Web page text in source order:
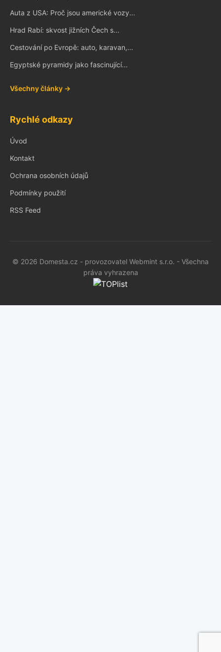
Auta z USA: Proč jsou americké vozy...
Hrad Rabí: skvost jižních Čech s...
Cestování po Evropě: auto, karavan,...
Egyptské pyramidy jako fascinující...
Všechny články →
Rychlé odkazy
Úvod
Kontakt
Ochrana osobních údajů
Podmínky použití
RSS Feed
© 2026 Domesta.cz - provozovatel Webmint s.r.o. - Všechna
práva vyhrazena